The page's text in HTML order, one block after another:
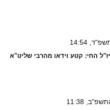
14:54
החי: קטע וידאו מהרבי שליט"א
11:38